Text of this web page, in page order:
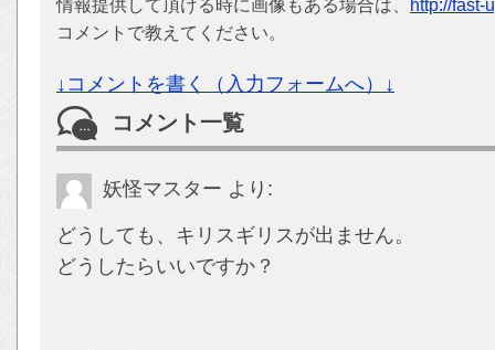
情報提供して頂ける時に画像もある場合は、
http://fast-
コメントで教えてください。
↓コメントを書く（入力フォームへ）↓
コメント一覧
妖怪マスター より:
どうしても、キリスギリスが出ません。
どうしたらいいですか？